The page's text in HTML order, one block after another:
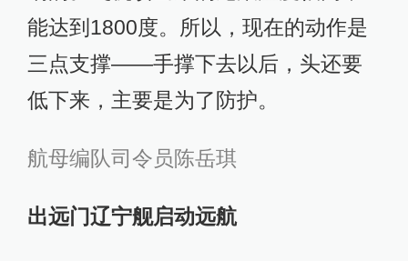
能达到1800度。所以，现在的动作是
三点支撑——手撑下去以后，头还要
低下来，主要是为了防护。
航母编队司令员陈岳琪
出远门辽宁舰启动远航